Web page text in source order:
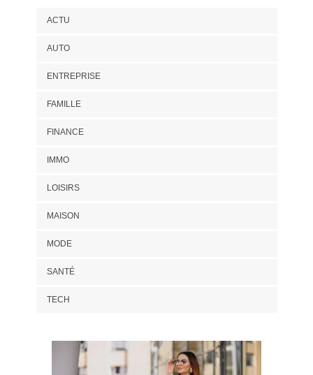
ACTU
AUTO
ENTREPRISE
FAMILLE
FINANCE
IMMO
LOISIRS
MAISON
MODE
SANTÉ
TECH